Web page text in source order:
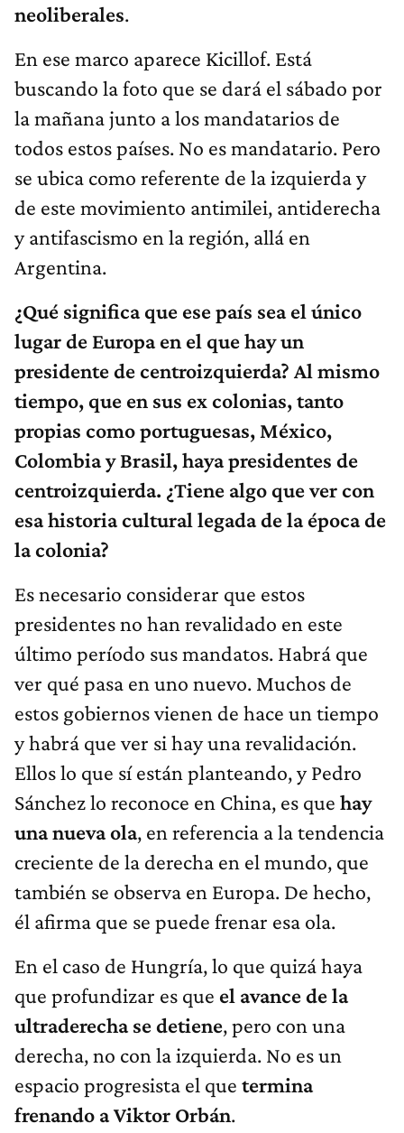
neoliberales.
En ese marco aparece Kicillof. Está
buscando la foto que se dará el sábado por
la mañana junto a los mandatarios de
todos estos países. No es mandatario. Pero
se ubica como referente de la izquierda y
de este movimiento antimilei, antiderecha
y antifascismo en la región, allá en
Argentina.
¿Qué significa que ese país sea el único
lugar de Europa en el que hay un
presidente de centroizquierda? Al mismo
tiempo, que en sus ex colonias, tanto
propias como portuguesas, México,
Colombia y Brasil, haya presidentes de
centroizquierda. ¿Tiene algo que ver con
esa historia cultural legada de la época de
la colonia?
Es necesario considerar que estos
presidentes no han revalidado en este
último período sus mandatos. Habrá que
ver qué pasa en uno nuevo. Muchos de
estos gobiernos vienen de hace un tiempo
y habrá que ver si hay una revalidación.
Ellos lo que sí están planteando, y Pedro
Sánchez lo reconoce en China, es que hay
una nueva ola, en referencia a la tendencia
creciente de la derecha en el mundo, que
también se observa en Europa. De hecho,
él afirma que se puede frenar esa ola.
En el caso de Hungría, lo que quizá haya
que profundizar es que el avance de la
ultraderecha se detiene, pero con una
derecha, no con la izquierda. No es un
espacio progresista el que termina
frenando a Viktor Orbán.